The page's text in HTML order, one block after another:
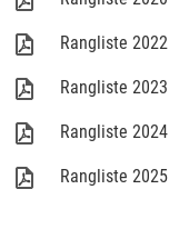
Rangliste 2022
Rangliste 2023
Rangliste 2024
Rangliste 2025